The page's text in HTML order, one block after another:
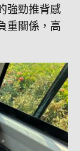
強勁推背感
重關係，高